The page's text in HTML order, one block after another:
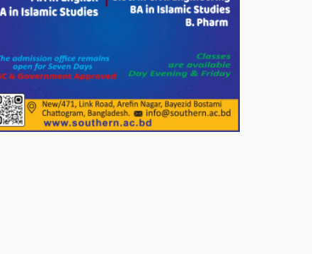
পাটগ্রামে জুলাই অভ্যুত্থান দিবস
উপলক্ষে ১১দলীয় গণ মিছিল ও গণ
পোরশায় গণঅভ্যুত্থান দিবসে শহিদ ও
জুলাই যোদ্ধাদের সংবর্ধনা।
১১ দলীয় ঐক্য পোরশা উপজেলা শাখার
আয়োজনে ৫ আগস্ট জুলাই অভ্যুত্থানের